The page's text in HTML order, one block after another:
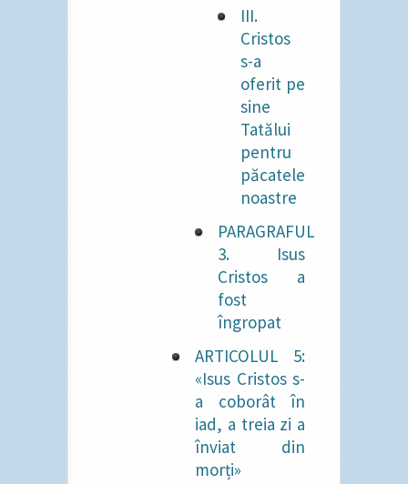
III.
Cristos
s-a
oferit pe
sine
Tatălui
pentru
păcatele
noastre
PARAGRAFUL
3. Isus
Cristos a
fost
îngropat
ARTICOLUL 5:
«Isus Cristos s-
a coborât în
iad, a treia zi a
înviat din
morți»